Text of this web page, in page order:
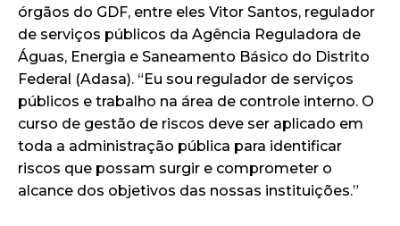
órgãos do GDF, entre eles Vitor Santos, regulador
de serviços públicos da Agência Reguladora de
Águas, Energia e Saneamento Básico do Distrito
Federal (Adasa). “Eu sou regulador de serviços
públicos e trabalho na área de controle interno. O
curso de gestão de riscos deve ser aplicado em
toda a administração pública para identificar
riscos que possam surgir e comprometer o
alcance dos objetivos das nossas instituições.”